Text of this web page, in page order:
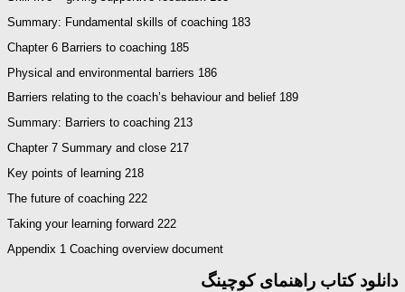
Summary: Fundamental skills of coaching 183
Chapter 6 Barriers to coaching 185
Physical and environmental barriers 186
Barriers relating to the coach’s behaviour and belief 189
Summary: Barriers to coaching 213
Chapter 7 Summary and close 217
Key points of learning 218
The future of coaching 222
Taking your learning forward 222
Appendix 1 Coaching overview document
دانلود کتاب راهنمای کوچینگ